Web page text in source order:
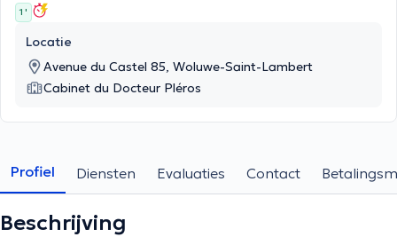
1 '
Locatie
Avenue du Castel 85, Woluwe-Saint-Lambert
Cabinet du Docteur Pléros
Profiel Diensten Evaluaties Contact
Beschrijving